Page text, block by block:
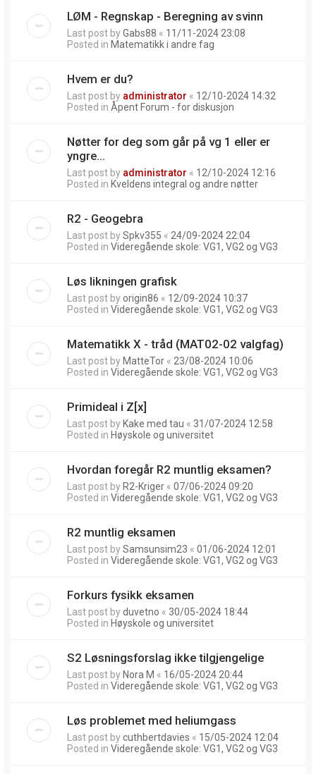
LØM - Regnskap - Beregning av svinn
Last post byGabs88 « 11/11-2024 23:08
Posted in Matematikk i andre fag
Hvem er du?
Last post by administrator « 12/10-2024 14:32
Posted in Åpent Forum - for diskusjon
Nøtter for deg som går på vg 1 eller er
yngre...
Last post by administrator « 12/10-2024 12:16
Posted in Kveldens integral og andre nøtter
R2 - Geogebra
Last post bySpkv355 « 24/09-2024 22:04
Posted in Videregående skole: VG1, VG2 og VG3
Løs likningen grafisk
Last post byorigin86 « 12/09-2024 10:37
Posted in Videregående skole: VG1, VG2 og VG3
Matematikk X - tråd (MAT02-02 valgfag)
Last post by MatteTor « 23/08-2024 10:06
Posted in Videregående skole: VG1, VG2 og VG3
Primideal i Z[x]
Last post by Kake med tau « 31/07-2024 12:58
Posted in Høyskole og universitet
Hvordan foregår R2 muntlig eksamen?
Last post by R2-Kriger « 07/06-2024 09:20
Posted in Videregående skole: VG1, VG2 og VG3
R2 muntlig eksamen
Last post bySamsunsim23 « 01/06-2024 12:01
Posted in Videregående skole: VG1, VG2 og VG3
Forkurs fysikk eksamen
Last post byduvetno « 30/05-2024 18:44
Posted in Høyskole og universitet
S2 Løsningsforslag ikke tilgjengelige
Last post by Nora M « 16/05-2024 20:44
Posted in Videregående skole: VG1, VG2 og VG3
Løs problemet med heliumgass
Last post bycuthbertdavies « 15/05-2024 12:04
Posted in Videregående skole: VG1, VG2 og VG3